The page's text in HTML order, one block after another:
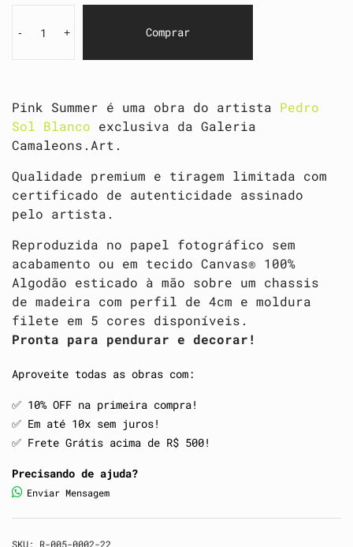
- + Comprar
Pink Summer é uma obra do artista Pedro
Sol Blanco exclusiva da Galeria
Camaleons.Art.
Qualidade premium e tiragem limitada com
certificado de autenticidade assinado
pelo artista.
Reproduzida no papel fotográfico sem
acabamento ou em tecido Canvas® 100%
Algodão esticado à mão sobre um chassis
de madeira com perfil de 4cm e moldura
filete em 5 cores disponíveis.
Pronta para pendurar e decorar!
Aproveite todas as obras com:
✅️ 10% OFF na primeira compra!
✅️ Em até 10x sem juros!
✅️ Frete Grátis acima de R$ 500!
Precisando de ajuda?
Enviar Mensagem
SKU: R-005-0002-22